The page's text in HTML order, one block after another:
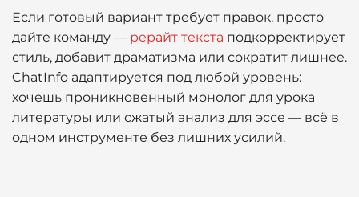
Если готовый вариант требует правок, просто
дайте команду — рерайт текста подкорректирует
стиль, добавит драматизма или сократит лишнее.
ChatInfo адаптируется под любой уровень:
хочешь проникновенный монолог для урока
литературы или сжатый анализ для эссе — всё в
одном инструменте без лишних усилий.